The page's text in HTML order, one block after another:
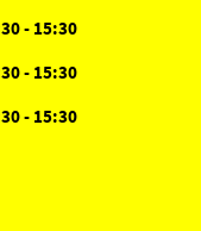
- 15:30
- 15:30
- 15:30